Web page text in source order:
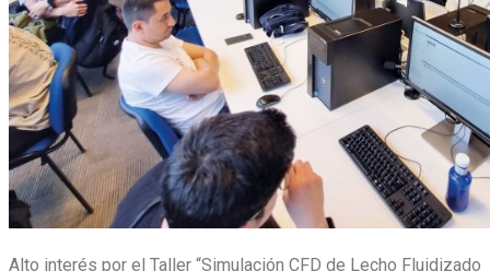
Alto interés por el Taller “Simulación CFD de Lecho Fluidizado